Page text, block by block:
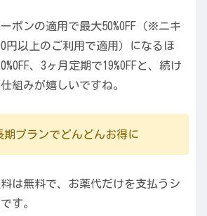
ポンの適用で最大50%OFF（※ニキ
円以上のご利用で適用）になるほ
、3ヶ月定期で19%OFFと、続け
組みが嬉しいですね。
期プランでどんどんお得に
は無料で、お薬代だけを支払うシ
す。